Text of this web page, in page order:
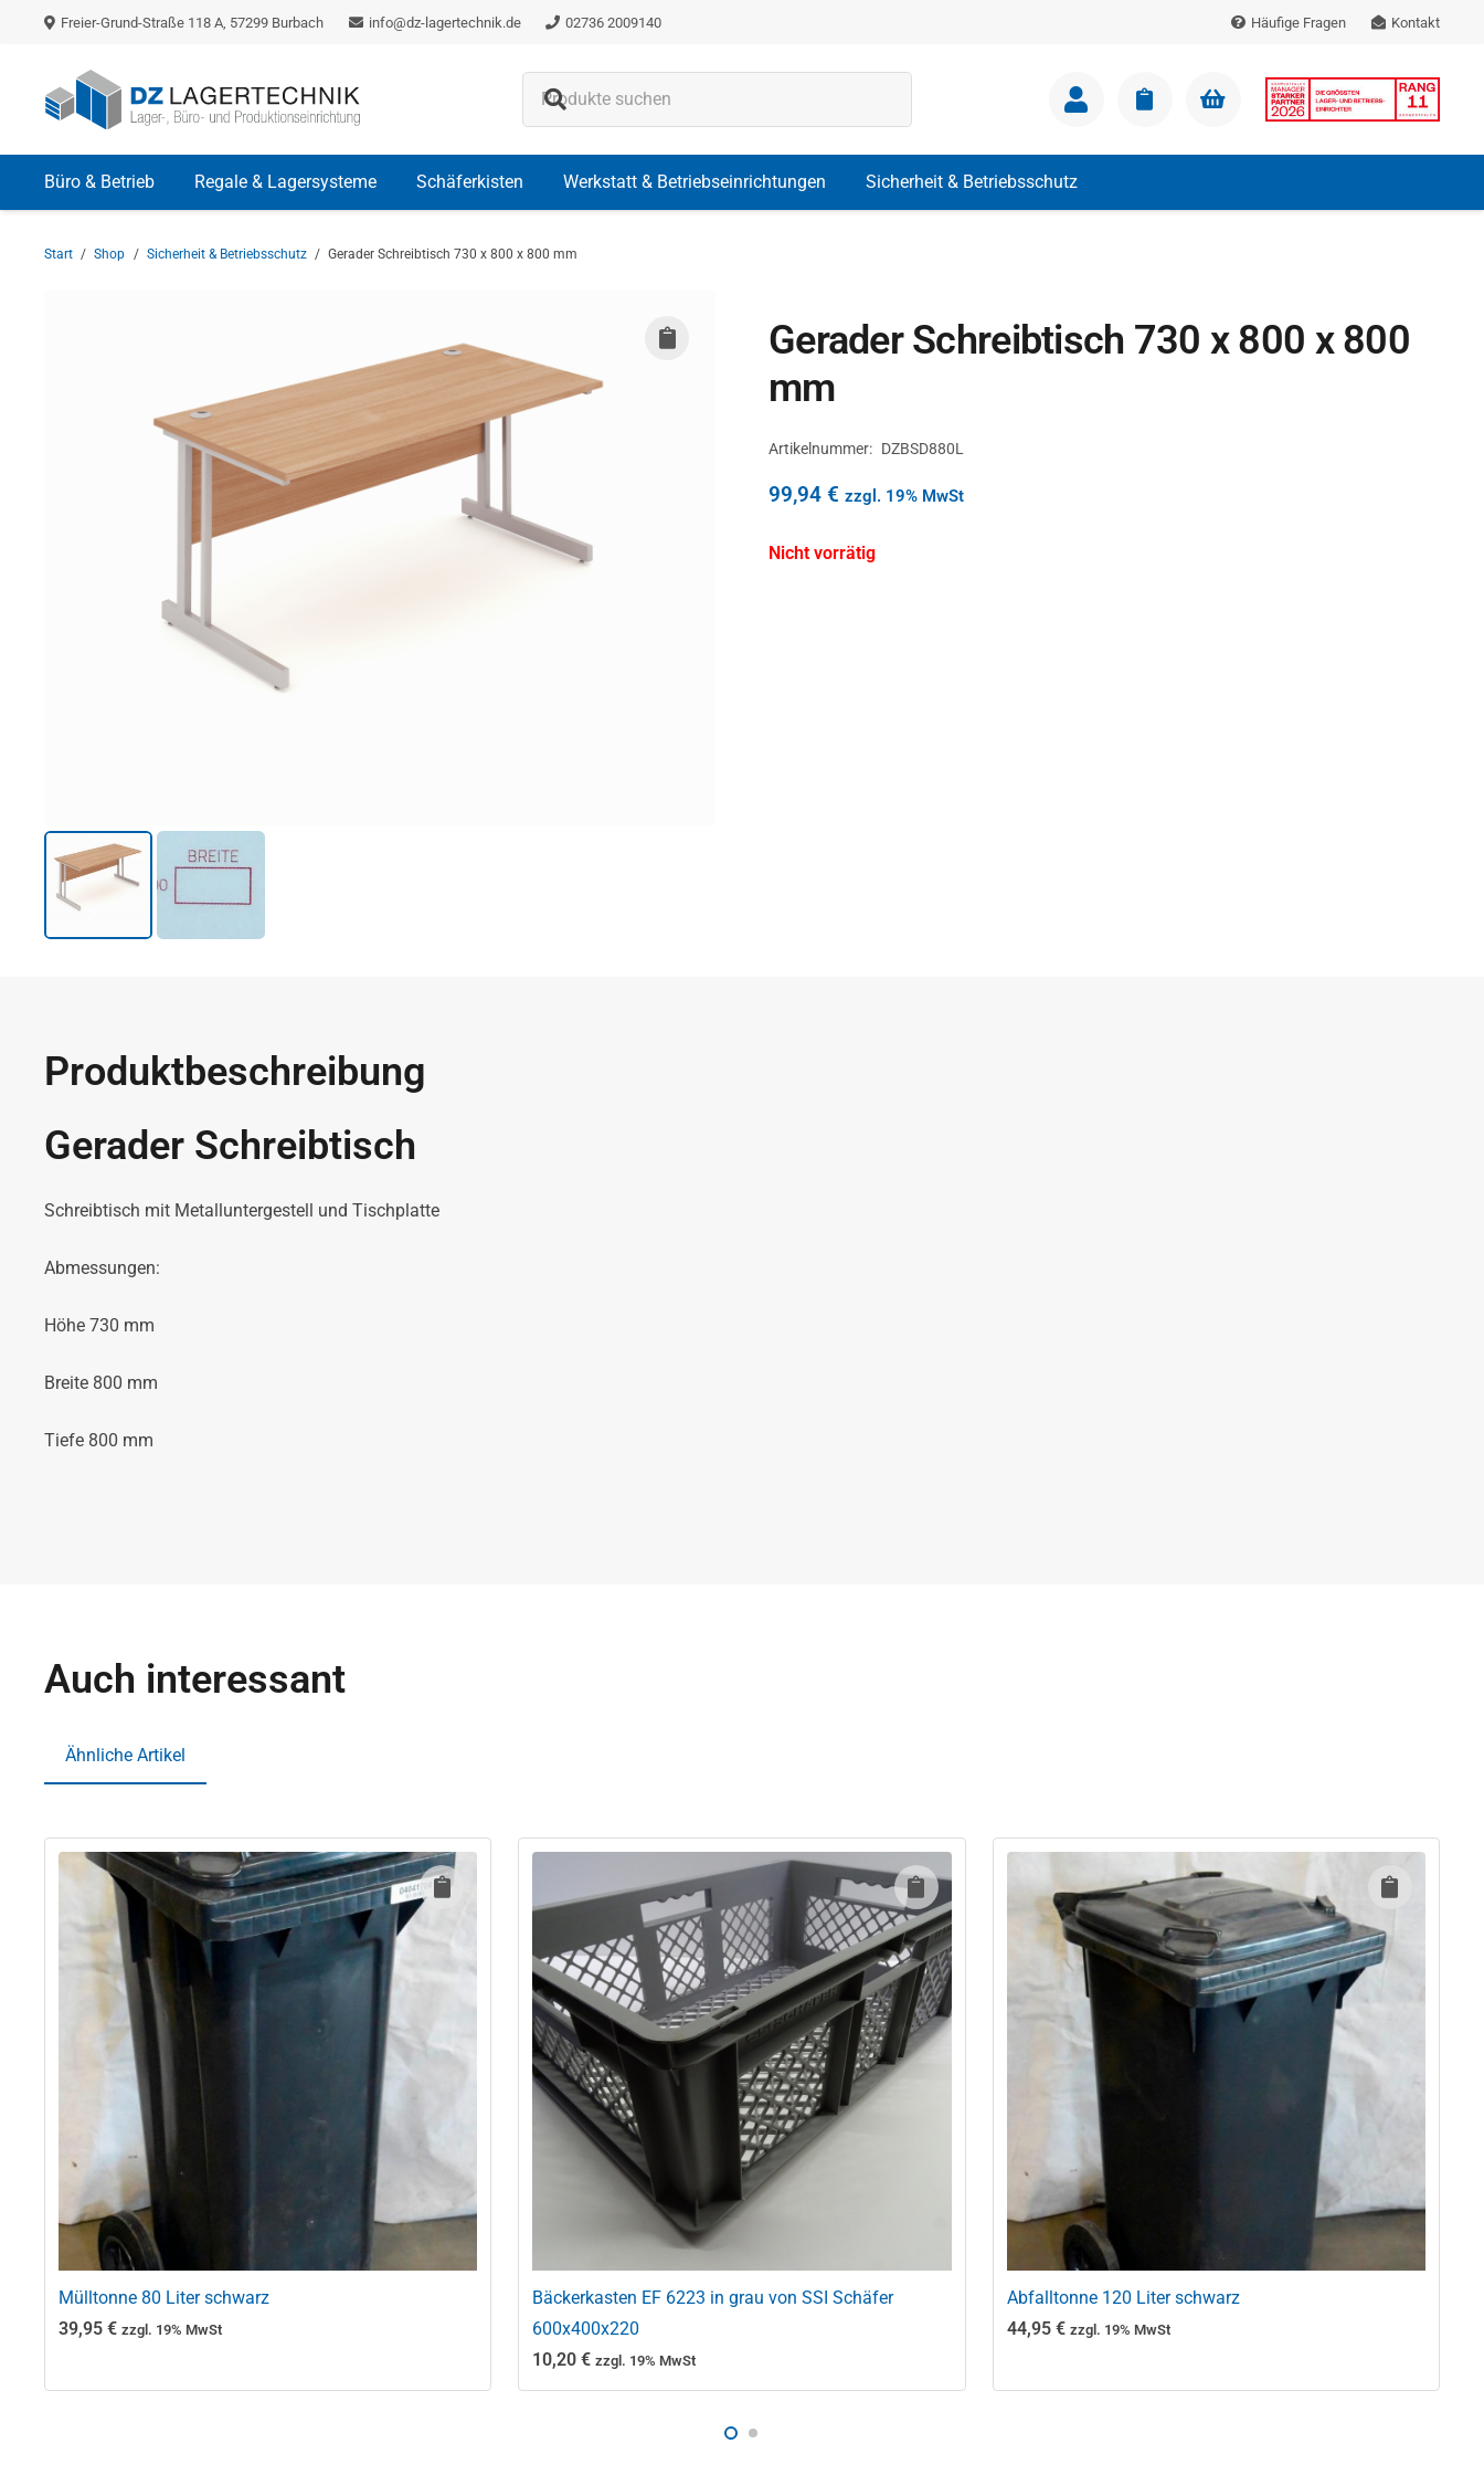
Freier-Grund-Straße 118 A, 57299 Burbach info@dz-lagertechnik.de 02736 2009140 Häufige Fragen Kontakt
Büro & Betrieb Regale & Lagersysteme Schäferkisten Werkstatt & Betriebseinrichtungen Sicherheit & Betriebsschutz
Start / Shop / Sicherheit & Betriebsschutz / Gerader Schreibtisch 730 x 800 x 800 mm
Gerader Schreibtisch 730 x 800 x 800
mm
Artikelnummer: DZBSD880L
99,94 € zzgl. 19% MwSt
Nicht vorrätig
Produktbeschreibung
Gerader Schreibtisch
Schreibtisch mit Metalluntergestell und Tischplatte
Abmessungen:
Höhe 730 mm
Breite 800 mm
Tiefe 800 mm
Auch interessant
Ähnliche Artikel
Mülltonne 80 Liter schwarz
39,95 € zzgl. 19% MwSt
Bäckerkasten EF 6223 in grau von SSI Schäfer
600x400x220
10,20€ zzgl. 19% MwSt
Abfalltonne 120 Liter schwarz
44,95 € zzgl. 19% MwSt